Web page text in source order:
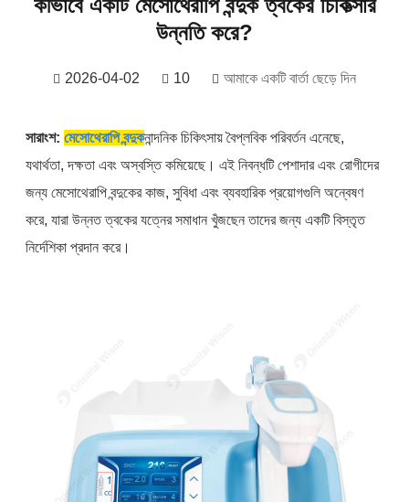
উন্নতি করে?
2026-04-02 10 আমাকে একটি বার্তা ছেড়ে দিন
সারাংশ: মেসোথেরাপি বন্দুকনান্দনিক চিকিৎসায় বৈপ্লবিক পরিবর্তন এনেছে,
যথার্থতা, দক্ষতা এবং অস্বস্তি কমিয়েছে। এই নিবন্ধটি পেশাদার এবং রোগীদের
জন্য মেসোথেরাপি বন্দুকের কাজ, সুবিধা এবং ব্যবহারিক প্রয়োগগুলি অন্বেষণ
করে, যারা উন্নত ত্বকের যত্নের সমাধান খুঁজছেন তাদের জন্য একটি বিস্তৃত
নির্দেশিকা প্রদান করে।